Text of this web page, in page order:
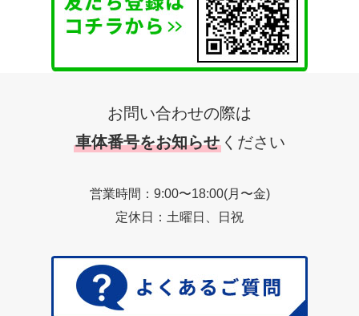
お問い合わせの際は
車体番号をお知らせ ください
営業時間：9:00〜18:00(月〜金)
定休日：土曜日、日祝